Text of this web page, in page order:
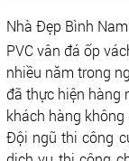
Nhà Đẹp Bình
PVC vân đá ốp
nhiều năm trong
đã thực hiện hàng
khách hàng
Đội ngũ thi công